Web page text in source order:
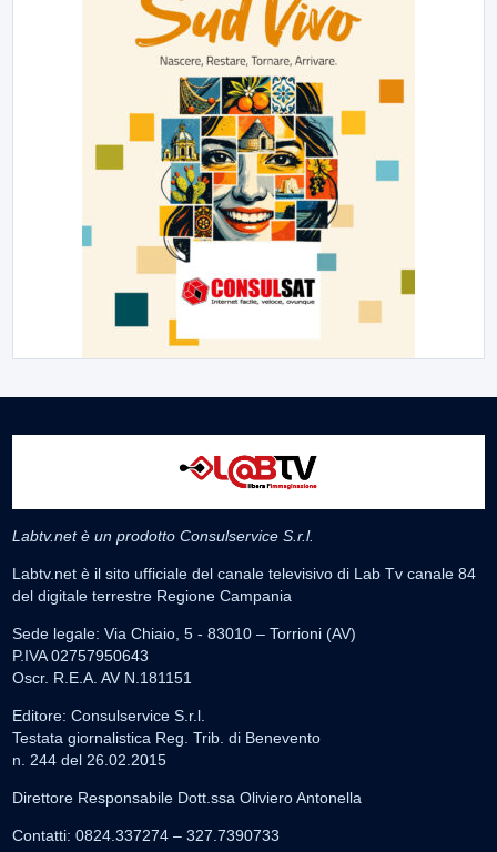
Labtv.net è un prodotto Consulservice S.r.l.
Labtv.net è il sito ufficiale del canale televisivo di Lab Tv canale 84
del digitale terrestre Regione Campania
Sede legale: Via Chiaio, 5 - 83010 – Torrioni (AV)
P.IVA 02757950643
Oscr. R.E.A. AV N.181151
Editore: Consulservice S.r.l.
Testata giornalistica Reg. Trib. di Benevento
n. 244 del 26.02.2015
Direttore Responsabile Dott.ssa Oliviero Antonella
Contatti: 0824.337274 – 327.7390733